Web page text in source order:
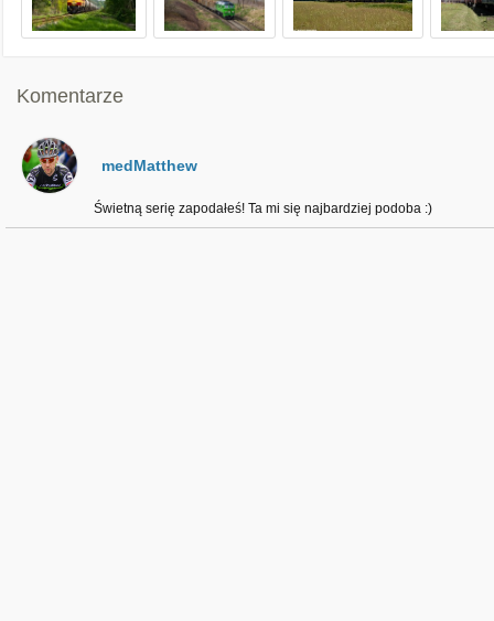
Komentarze
medMatthew
Świetną serię zapodałeś! Ta mi się najbardziej podoba :)